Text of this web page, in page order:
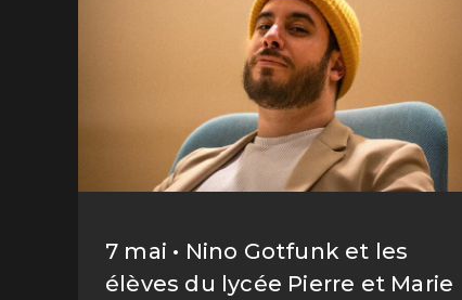
7 mai • Nino Gotfunk et les
élèves du lycée Pierre et Marie